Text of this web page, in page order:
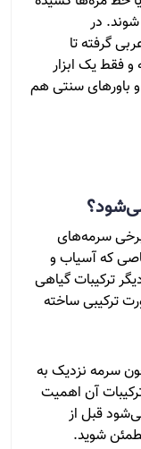
در
گرفته تا
و فقط یک ابزار
و باورهای سنتی هم
برخی سرمه‌های
که آسیاب و
ترکیبات گیاهی
ترکیبی ساخته
سرمه نزدیک به
آن اهمیت
قبل از
شوید.